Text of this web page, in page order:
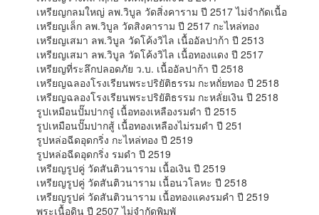
เหรียญกลมใหญ่ ลพ.วิบูล วัดสิ่งคาราม ปี 2517 ไม่จำกัดเนื้อ
เหรียญเล็ก ลพ.วิบูล วัดสิงคาราม ปี 2517 กะไหล่ทอง
เหรียญเสมา ลพ.วิบูล วัดโค้งวิไล เนื้ออัลปาก้า ปี 2513
เหรียญเสมา ลพ.วิบูล วัดโค้งวิไล เนื้อทองแดง ปี 2517
เหรียญที่ระลึกปลอดภัย ว.บ. เนื้ออัลปาก้า ปี 2518
เหรียญฉลองโรงเรียนพระปริยัติธรรม กะหถั่ยทอง ปี 2518
เหรียญฉลองโรงเรียนพระปริยัติธรรม กะหลั่ยเงิน ปี 2518
รูปเหมือนปั๊มปากจู๋ เนื้อทองเหลืองรมดำ ปี 2515
รูปเหมือนปั๊มปากสู้ เนื้อทองเหลืองไม่รมดำ ปี 251
รูปหล่อฉีดอุดกริ่ง กะไหล่ทอง ปี 2519
รูปหล่อฉีดอุดกริ่ง รมดำ ปี 2519
เหรียญรูปคู่ วัดสันติวนาราม เนื้อเงิน ปี 2519
เหรียญรูปคู่ วัดสันติวนาราม เนื้อนวโลหะ ปี 2518
เหรียญรูปค่ วัดสันติวนาราม เนื้อทองแคงรมคำ ปี 2519
พระเนื้อดิน ปี 2507 ไม่จำกัดพิมพั